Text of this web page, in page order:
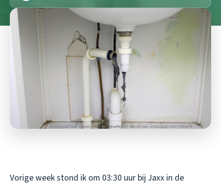
Vorige week stond ik om 03:30 uur bij Jaxx in de